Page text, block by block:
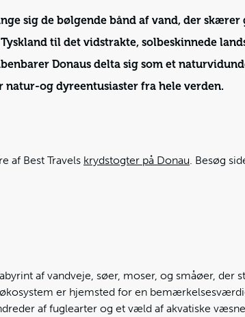
sig de bølgende bånd af vand, der skærer
til det vidstrakte, solbeskinnede
Donaus delta sig som et
og dyreentusiaster fra hele verden.
af Best Travels krydstogter på Donau . Besøg
af vandveje, søer, moser, og småøer, der
er hjemsted for en
af fuglearter og et væld af akvatiske